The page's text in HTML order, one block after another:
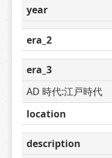
year
era_2
era_3
AD 時代:江戸時代
location
description